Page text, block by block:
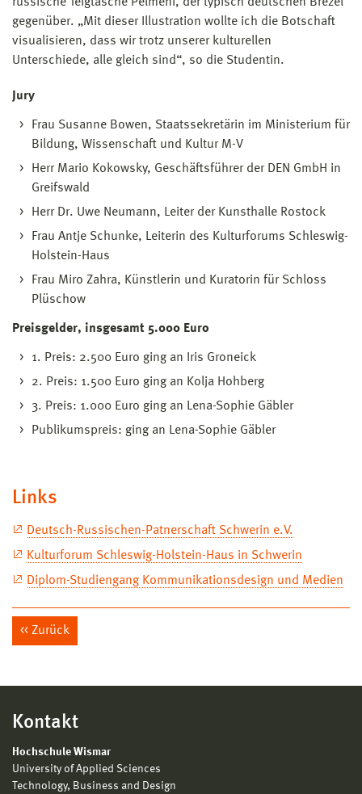
gegenüber. „Mit dieser Illustration wollte ich die Botschaft
visualisieren, dass wir trotz unserer kulturellen
Unterschiede, alle gleich sind“, so die Studentin.
Jury
Frau Susanne Bowen, Staatssekretärin im Ministerium für
Bildung, Wissenschaft und Kultur M-V
Herr Mario Kokowsky, Geschäftsführer der DEN GmbH in
Greifswald
Herr Dr. Uwe Neumann, Leiter der Kunsthalle Rostock
Frau Antje Schunke, Leiterin des Kulturforums Schleswig-
Holstein-Haus
Frau Miro Zahra, Künstlerin und Kuratorin für Schloss
Plüschow
Preisgelder, insgesamt 5.000 Euro
1. Preis: 2.500 Euro ging an Iris Groneick
2. Preis: 1.500 Euro ging an Kolja Hohberg
3. Preis: 1.000 Euro ging an Lena-Sophie Gäbler
Publikumspreis: ging an Lena-Sophie Gäbler
Links
Deutsch-Russischen-Patnerschaft Schwerin e.V.
Kulturforum Schleswig-Holstein-Haus in Schwerin
Diplom-Studiengang Kommunikationsdesign und Medien
Zurück
Kontakt
Hochschule Wismar
University of Applied Sciences
Technology, Business and Design